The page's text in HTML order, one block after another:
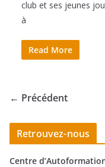
club et ses jeunes
à
Read More
← Précédent
Retrouvez-nous
Centre